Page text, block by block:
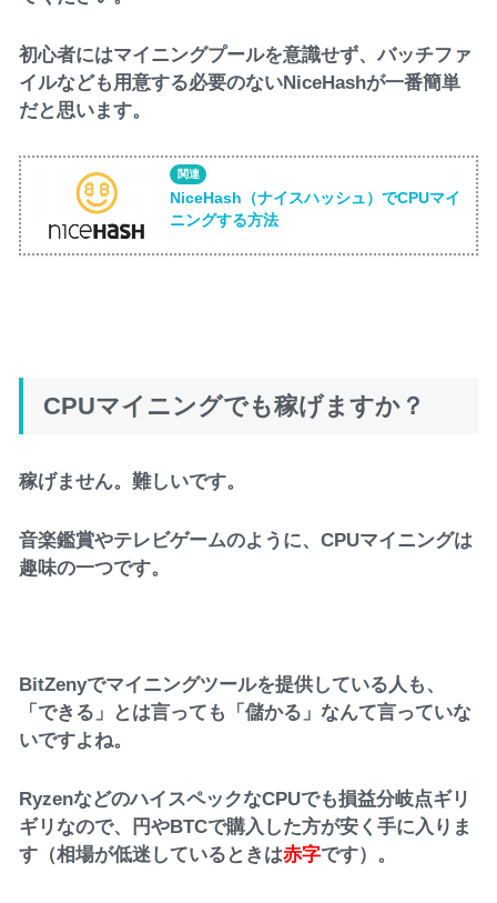
初心者にはマイニングプールを意識せず、バッチファ
イルなども用意する必要のないNiceHashが一番簡単
だと思います。
NiceHash（ナイスハッシュ）でCPUマイ
ニングする方法
CPUマイニングでも稼げますか？
稼げません。難しいです。
音楽鑑賞やテレビゲームのように、CPUマイニングは
趣味の一つです。
BitZenyでマイニングツールを提供している人も、
「できる」とは言っても「儲かる」なんて言っていな
いですよね。
RyzenなどのハイスペックなCPUでも損益分岐点ギリ
ギリなので、円やBTCで購入した方が安く手に入りま
す（相場が低迷しているときは赤字です）。